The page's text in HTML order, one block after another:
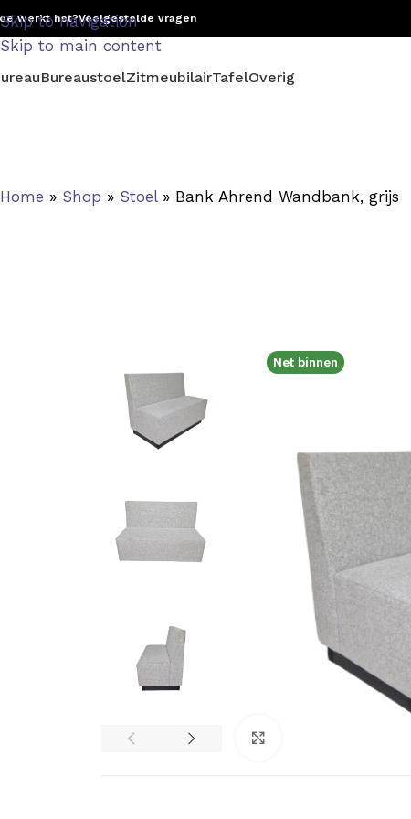
Skip to navigation
Skip to main content
werkt het?Veelgestelde vragen
BureaustoelZitmeubilairTafelOverig
Home » Shop » Stoel» Bank Ahrend Wandbank, grijs
Net binnen